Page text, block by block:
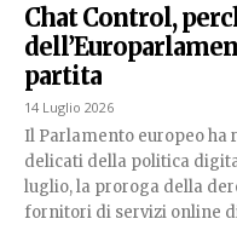
Chat Control,
partita
14 Luglio 2026
Il Parlamento europeo ha
delicati della politica
luglio, la proroga della
fornitori di servizi online